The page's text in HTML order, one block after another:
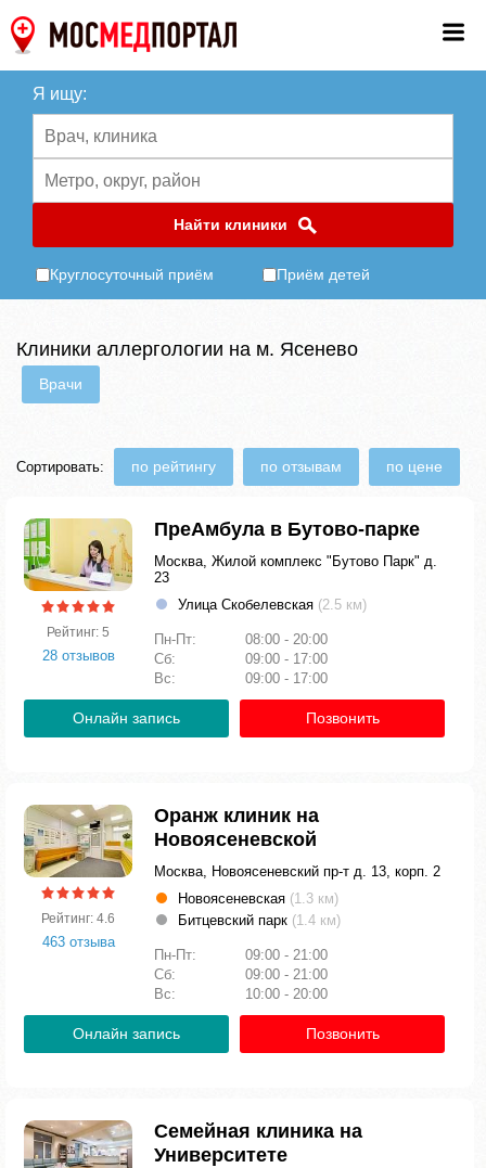
Я ищу:
Найти клиники
Круглосуточный приём Приём детей
Клиники аллергологии на м. Ясенево
Врачи
Сортировать: по рейтингу по отзывам по цене
Рейтинг: 5
28 отзывов
ПреАмбула в Бутово-парке
Москва, Жилой комплекс "Бутово Парк" д.
23
Улица Скобелевская (2.5 км)
Пн-Пт:
08:00 - 20:00
Сб:
09:00 - 17:00
Вс:
09:00 - 17:00
Онлайн запись Позвонить
Рейтинг: 4.6
463 отзыва
Оранж клиник на
Новоясеневской
Москва, Новоясеневский пр-т д. 13, корп. 2
Новоясеневская (1.3 км)
Битцевский парк (1.4 км)
Пн-Пт:
09:00 - 21:00
Сб:
09:00 - 21:00
Вс:
10:00 - 20:00
Онлайн запись Позвонить
Семейная клиника на
Университете